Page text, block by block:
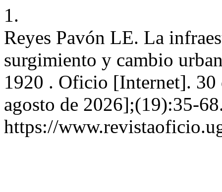
1.
Reyes Pavón LE. La
surgimiento y cambio
1920 . Oficio [Internet].
agosto de 2026];(19):35-
https://